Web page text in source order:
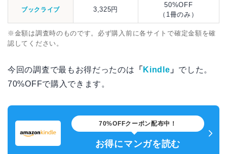
ブックライブ 3,325円
50%OFF
（1冊のみ）
※金額は調査時のものです。必ず購入前に各サイトで確定金額を確
認してください。
今回の調査で最もお得だったのは 「 Kindle 」 でした。
70%OFFで購入できます。
70%OFFクーポン配布中！
お得にマンガを読む